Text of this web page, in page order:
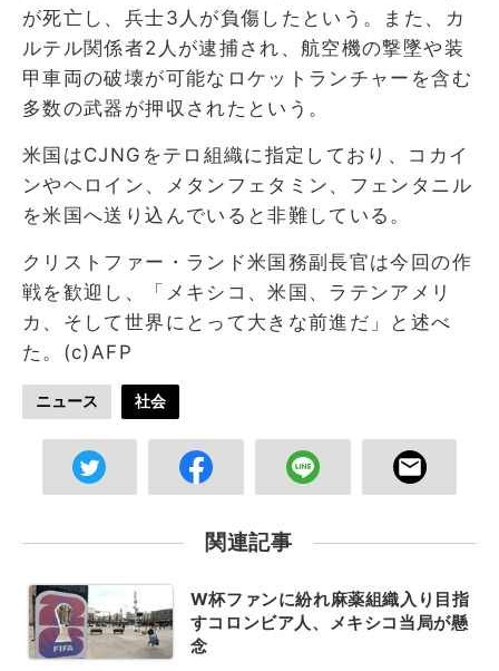
が死亡し、兵士3人が負傷したという。また、カ
ルテル関係者2人が逮捕され、航空機の撃墜や装
甲車両の破壊が可能なロケットランチャーを含む
多数の武器が押収されたという。
米国はCJNGをテロ組織に指定しており、コカイ
ンやヘロイン、メタンフェタミン、フェンタニル
を米国へ送り込んでいると非難している。
クリストファー・ランド米国務副長官は今回の作
戦を歓迎し、「メキシコ、米国、ラテンアメリ
カ、そして世界にとって大きな前進だ」と述べ
た。(c)AFP
ニュース 社会
関連記事
W杯ファンに紛れ麻薬組織入り目指
すコロンビア人、メキシコ当局が懸
念